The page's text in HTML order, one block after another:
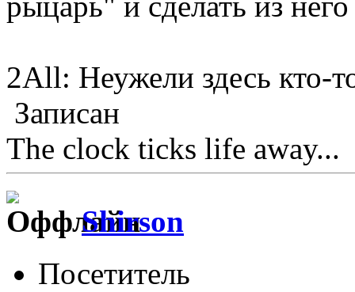
2All: Неужели здесь кто-
Записан
The clock ticks life away...
Shirson
Посетитель